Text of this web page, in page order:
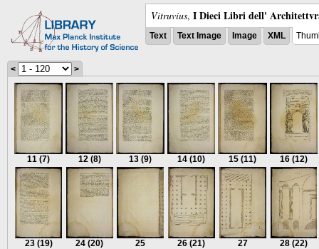
Vitruvius, I Dieci Libri dell'
Text Text Image Image XML
< >
11 (7) 12 (8) 13 (9) 14 (10) 15 (11) 16 (12)
23 (19) 24 (20) 25 26 (21) 27 28 (22)